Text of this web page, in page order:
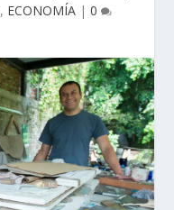
, ECONOMÍA| 0